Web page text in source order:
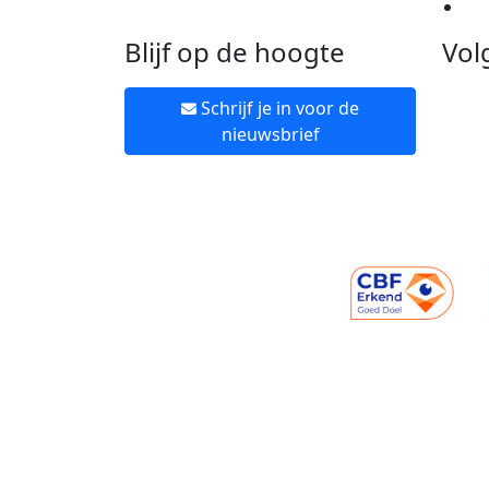
Blijf op de hoogte
Schrijf je in voor de
nieuwsbrief